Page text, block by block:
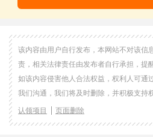
该内容由用户自行发布，本网站不对该信
责，相关法律责任由发布者自行承担，提
如该内容侵害他人合法权益，权利人可通
我们沟通，我们将及时删除，并积极支持
认领项目 页面删除